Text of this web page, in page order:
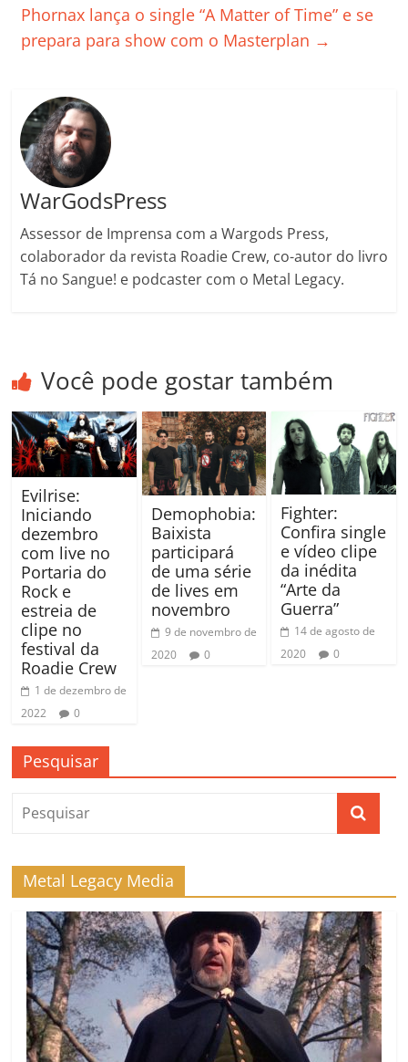
k ss
ro
ar
Phornax lança o single “A Matter of Time” e se
prepara para show com o Masterplan →
WarGodsPress
Assessor de Imprensa com a Wargods Press,
colaborador da revista Roadie Crew, co-autor do livro
Tá no Sangue! e podcaster com o Metal Legacy.
Você pode gostar também
Evilrise:
Iniciando
dezembro
com live no
Portaria do
Rock e
estreia de
clipe no
festival da
Roadie Crew
1 de dezembro de
2022
0
Demophobia:
Baixista
participará
de uma série
de lives em
novembro
9 de novembro de
2020
0
Fighter:
Confira single
e vídeo clipe
da inédita
“Arte da
Guerra”
14 de agosto de
2020
0
Pesquisar
Metal Legacy Media